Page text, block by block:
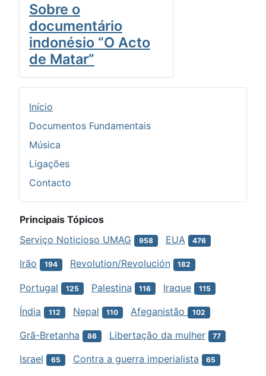
Sobre o
documentário
indonésio “O Acto
de Matar”
Início
Documentos Fundamentais
Música
Ligações
Contacto
Principais Tópicos
Serviço Noticioso UMAG
958 EUA 476
Irão 194 Revolution/Revolución 182
Portugal 125 Palestina 116 Iraque 115
Índia 112 Nepal 110 Afeganistão 102
Grã-Bretanha 86 Libertação da mulher 77
Israel 65 Contra a guerra imperialista 65